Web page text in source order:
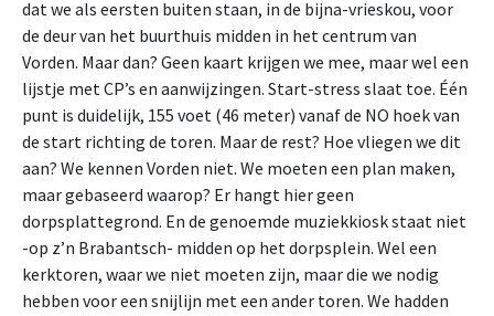
dat we als eersten buiten staan, in de bijna-vrieskou, voor
de deur van het buurthuis midden in het centrum van
Vorden. Maar dan? Geen kaart krijgen we mee, maar wel een
lijstje met CP’s en aanwijzingen. Start-stress slaat toe. Één
punt is duidelijk, 155 voet (46 meter) vanaf de NO hoek van
de start richting de toren. Maar de rest? Hoe vliegen we dit
aan? We kennen Vorden niet. We moeten een plan maken,
maar gebaseerd waarop? Er hangt hier geen
dorpsplattegrond. En de genoemde muziekkiosk staat niet
-op z’n Brabantsch- midden op het dorpsplein. Wel een
kerktoren, waar we niet moeten zijn, maar die we nodig
hebben voor een snijlijn met een ander toren. We hadden